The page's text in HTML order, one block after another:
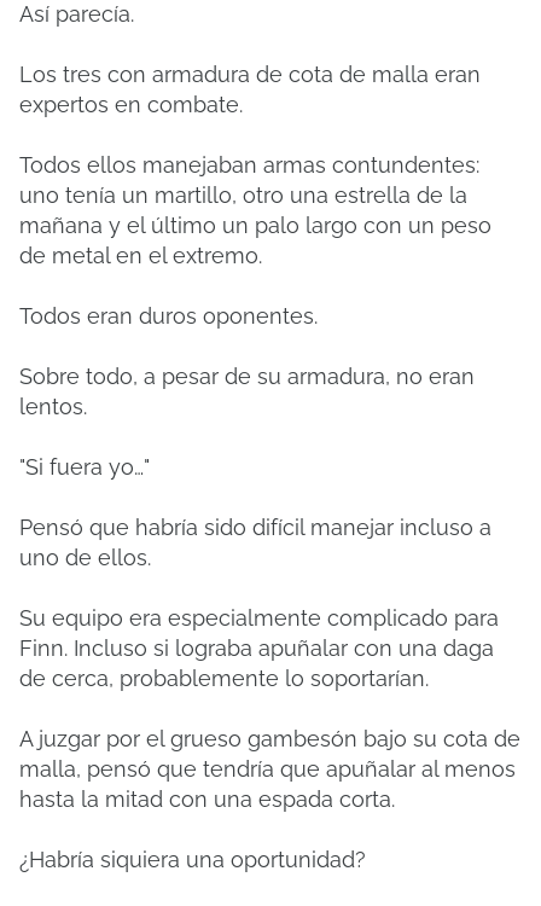
Así parecía.
Los tres con armadura de cota de malla eran
expertos en combate.
Todos ellos manejaban armas contundentes:
uno tenía un martillo, otro una estrella de la
mañana y el último un palo largo con un peso
de metal en el extremo.
Todos eran duros oponentes.
Sobre todo, a pesar de su armadura, no eran
lentos.
"Si fuera yo…"
Pensó que habría sido difícil manejar incluso a
uno de ellos.
Su equipo era especialmente complicado para
Finn. Incluso si lograba apuñalar con una daga
de cerca, probablemente lo soportarían.
A juzgar por el grueso gambesón bajo su cota de
malla, pensó que tendría que apuñalar al menos
hasta la mitad con una espada corta.
¿Habría siquiera una oportunidad?